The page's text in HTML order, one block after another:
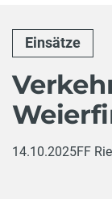
Einsätze
14.10.2025FF